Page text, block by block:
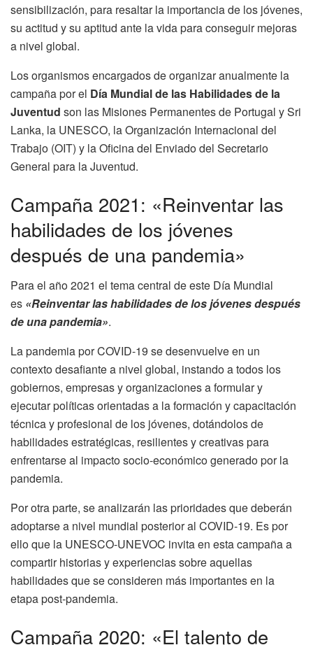
sensibilización, para resaltar la importancia de los jóvenes,
su actitud y su aptitud ante la vida para conseguir mejoras
a nivel global.
Los organismos encargados de organizar anualmente la
campaña por el Día Mundial de las Habilidades de la
Juventud son las Misiones Permanentes de Portugal y Sri
Lanka, la UNESCO, la Organización Internacional del
Trabajo (OIT) y la Oficina del Enviado del Secretario
General para la Juventud.
Campaña 2021: «Reinventar las
habilidades de los jóvenes
después de una pandemia»
Para el año 2021 el tema central de este Día Mundial
es «Reinventar las habilidades de los jóvenes después
de una pandemia».
La pandemia por COVID-19 se desenvuelve en un
contexto desafiante a nivel global, instando a todos los
gobiernos, empresas y organizaciones a formular y
ejecutar políticas orientadas a la formación y capacitación
técnica y profesional de los jóvenes, dotándolos de
habilidades estratégicas, resilientes y creativas para
enfrentarse al impacto socio-económico generado por la
pandemia.
Por otra parte, se analizarán las prioridades que deberán
adoptarse a nivel mundial posterior al COVID-19. Es por
ello que la UNESCO-UNEVOC invita en esta campaña a
compartir historias y experiencias sobre aquellas
habilidades que se consideren más importantes en la
etapa post-pandemia.
Campaña 2020: «El talento de